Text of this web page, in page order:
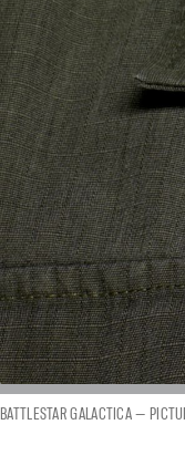
BATTLESTAR GALACTICA —